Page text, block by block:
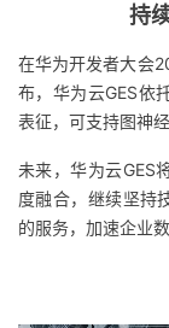
持
在华为开发者大会
布，华为云GES依
表征，可支持图神
未来，华为云GES
度融合，继续坚持
的服务，加速企业